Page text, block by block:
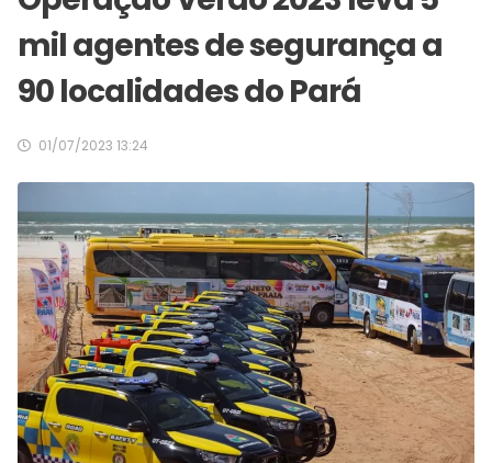
mil agentes de segurança a
90 localidades do Pará
01/07/2023 13:24